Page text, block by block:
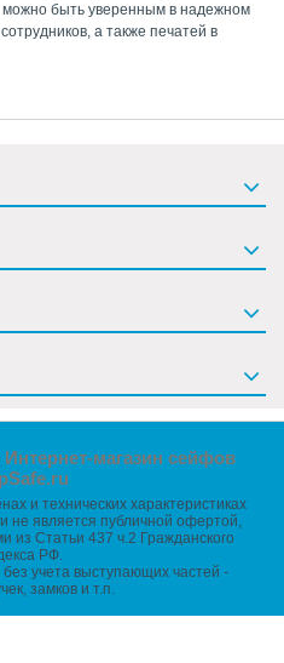
можно быть уверенным в надежном
а также печатей в
Интернет-магазин сейфов
и технических характеристиках
не является публичной офертой,
из Статьи 437 ч.2 Гражданского
РФ.
учета выступающих частей -
замков и т.п.